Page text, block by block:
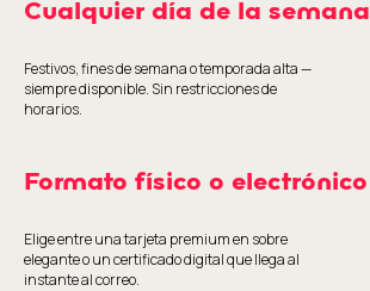
Cualquier día de la semana
Festivos, fines de semana o temporada alta —
siempre disponible. Sin restricciones de
horarios.
Formato físico o electrónico
Elige entre una tarjeta premium en sobre
elegante o un certificado digital que llega al
instante al correo.